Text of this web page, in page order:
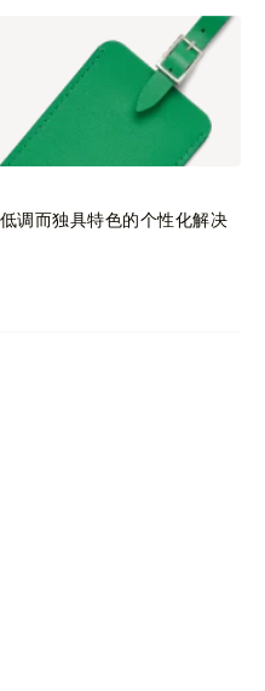
调而独具特色的个性化解决